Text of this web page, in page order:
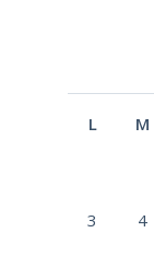
L M
3 4